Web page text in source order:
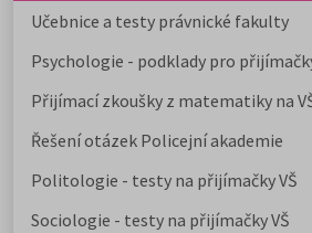
Učebnice a testy právnické fakulty
Psychologie - podklady pro
Přijímací zkoušky z matematiky na
Řešení otázek Policejní akademie
Politologie - testy na přijímačky VŠ
Sociologie - testy na přijímačky VŠ